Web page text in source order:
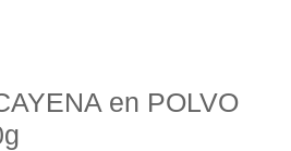
en POLVO